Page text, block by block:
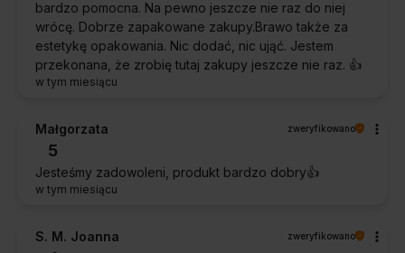
bardzo pomocna. Na pewno jeszcze nie raz do niej
wrócę. Dobrze zapakowane zakupy.Brawo także za
estetykę opakowania. Nic dodać, nic ująć. Jestem
przekonana, że zrobię tutaj zakupy jeszcze nie raz. 👍️
w tym miesiącu
Małgorzata zweryfikowano
5
Jesteśmy zadowoleni, produkt bardzo dobry👍️
w tym miesiącu
S. M. Joanna zweryfikowano